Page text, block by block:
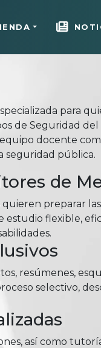
para
de Seguridad
docente
seguridad pública.
de
preparar
estudio flexible,
resúmenes,
selectivo,
así como